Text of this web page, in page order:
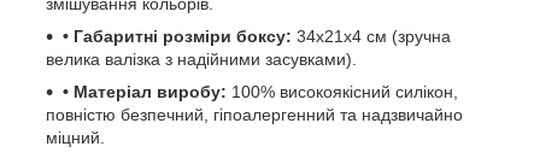
• Габаритні розміри боксу: 34х21х4 см (зручна
велика валізка з надійними засувками).
• Матеріал виробу: 100% високоякісний силікон,
повністю безпечний, гіпоалергенний та надзвичайно
міцний.